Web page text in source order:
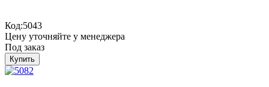
Код:5043
Цену уточняйте у менеджера
Под заказ